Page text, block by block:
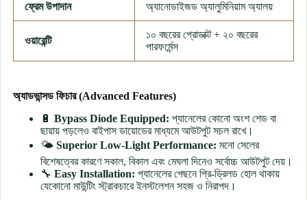
ফ্রেম উপাদান অ্যানোডাইজড অ্যালুমিনিয়াম অ্যালয়
ওয়ারেন্টি
১০ বছরের প্রোডাক্ট + ২০ বছরের
পারফর্মেন্স
অ্যাডভান্সড ফিচার (Advanced Features)
🔋 Bypass Diode Equipped: প্যানেলের কোনো অংশ শেড বা
ছায়ায় পড়লেও বাইপাস ডায়োডের মাধ্যমে আউটপুট সচল রাখে।
🌤 Superior Low-Light Performance: মনো সেলের
বিশেষত্বের কারণে সকাল, বিকাল এবং মেঘলা দিনেও সর্বোচ্চ আউটপুট দেয়।
🔧 Easy Installation: প্যানেলের পেছনে প্রি-ড্রিলড হোল থাকায়
যেকোনো মাউন্টিং স্ট্রাকচারে ইনস্টলেশন সহজ ও নিরাপদ।